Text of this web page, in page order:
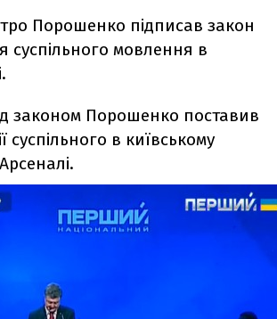
Порошенко підписав закон
суспільного мовлення в
законом Порошенко поставив
суспільного в київському